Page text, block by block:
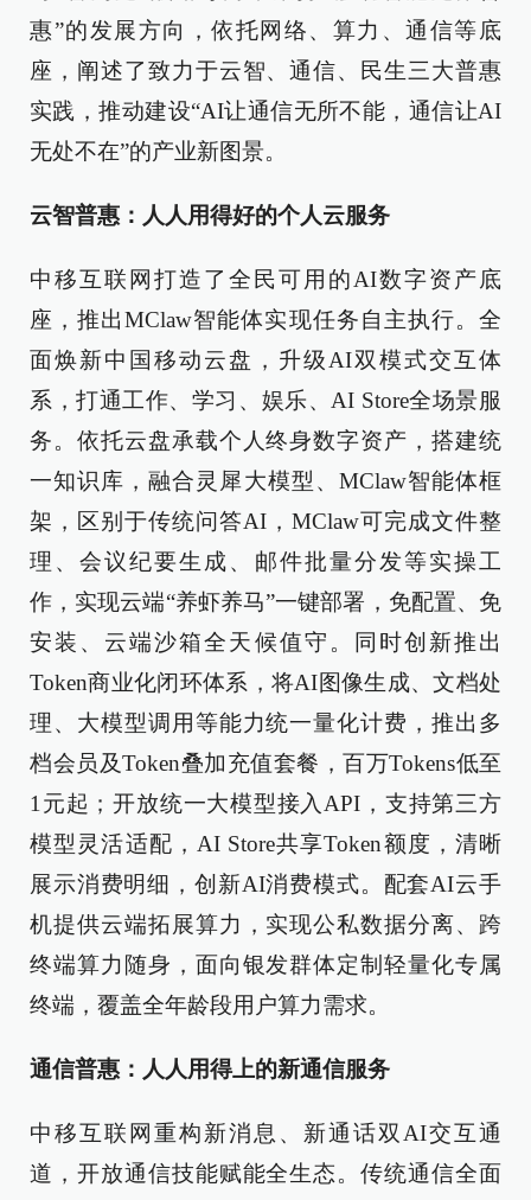
惠”的发展方向，依托网络、算力、通信等底
座，阐述了致力于云智、通信、民生三大普惠
实践，推动建设“AI让通信无所不能，通信让AI
无处不在”的产业新图景。
云智普惠：人人用得好的个人云服务
中移互联网打造了全民可用的AI数字资产底
座，推出MClaw智能体实现任务自主执行。全
面焕新中国移动云盘，升级AI双模式交互体
系，打通工作、学习、娱乐、AI Store全场景服
务。依托云盘承载个人终身数字资产，搭建统
一知识库，融合灵犀大模型、MClaw智能体框
架，区别于传统问答AI，MClaw可完成文件整
理、会议纪要生成、邮件批量分发等实操工
作，实现云端“养虾养马”一键部署，免配置、免
安装、云端沙箱全天候值守。同时创新推出
Token商业化闭环体系，将AI图像生成、文档处
理、大模型调用等能力统一量化计费，推出多
档会员及Token叠加充值套餐，百万Tokens低至
1元起；开放统一大模型接入API，支持第三方
模型灵活适配，AI Store共享Token额度，清晰
展示消费明细，创新AI消费模式。配套AI云手
机提供云端拓展算力，实现公私数据分离、跨
终端算力随身，面向银发群体定制轻量化专属
终端，覆盖全年龄段用户算力需求。
通信普惠：人人用得上的新通信服务
中移互联网重构新消息、新通话双AI交互通
道，开放通信技能赋能全生态。传统通信全面